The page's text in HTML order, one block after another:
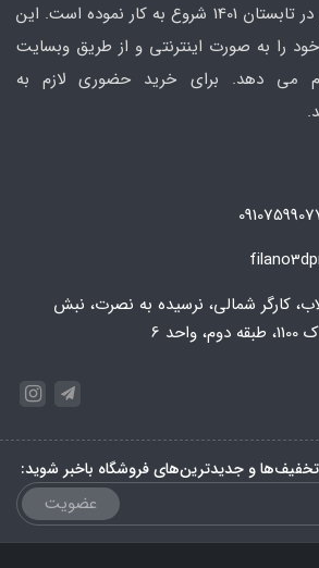
قطعات پرینتر سه بعدی در تابستان 1401 شروع به کار نموده است. این
را به صورت اینترنتی و از طریق وبسایت
می دهد. برای خرید حضوری لازم به
کارگر شمالی، نرسیده به نصرت، نبش
6
تخفیف‌ها و جدیدترین‌های فروشگاه باخبر شوید:
عضویت